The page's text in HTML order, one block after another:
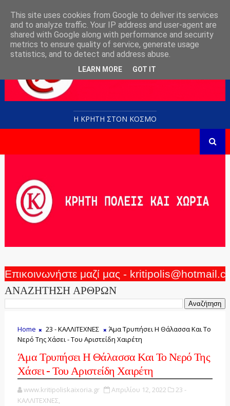
Η ΚΡΗΤΗ ΣΤΟN KOΣΜΟ
Επικοινωνήστε μαζί μας -
ΑΝΑΖΗΤΗΣΗ ΑΡΘΡΩΝ
Home 23 - ΚΑΛΛΙΤΕΧΝΕΣ
Άμα Τρυπήσει Η Θάλασσα Και Το
Νερό Της Χάσει - Του Αριστείδη Χαιρέτη
Άμα Τρυπήσει Η Θάλασσα Και Το Νερό Της
Χάσει - Του Αριστείδη Χαιρέτη
www.kritipoliskaixoria.gr Απριλίου 12, 2022
23 -
ΚΑΛΛΙΤΕΧΝΕΣ,
This site uses cookies from Google to deliver its services
and to analyze traffic. Your IP address and user-agent are
shared with Google along with performance and security
metrics to ensure quality of service, generate usage
statistics, and to detect and address abuse.
LEARN MORE GOT IT